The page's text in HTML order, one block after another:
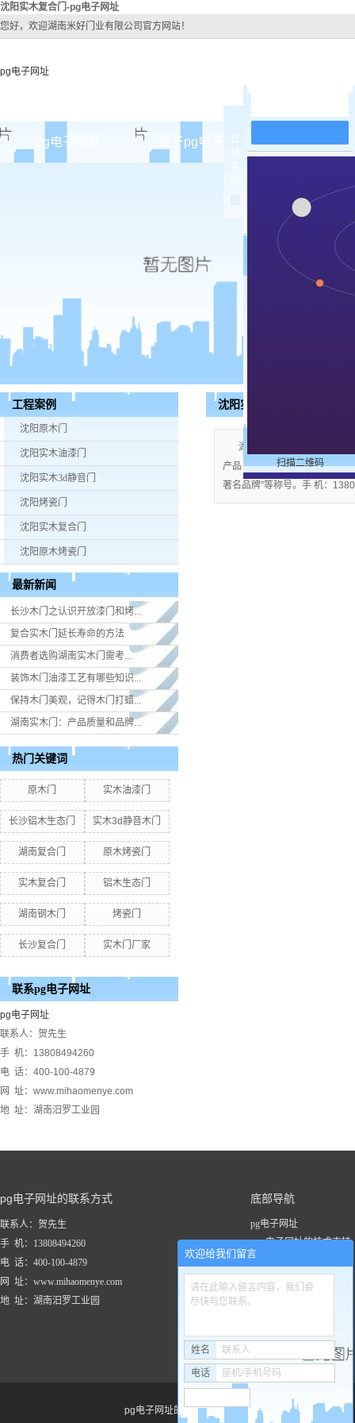
沈阳实木复合门-pg电子网址
您好，欢迎湖南米好门业有限公司官方网站！
pg电子网址
pg电子网址 关于pg电子网址
公司团队
pg电子网址
沈阳实木
沈阳实木
沈阳烤
沈阳实木
工程案例
沈阳原木门
沈阳实木油漆门
沈阳实木3d静音门
沈阳烤瓷门
沈阳实木复合门
沈阳原木烤瓷门
最新新闻
长沙木门之认识开放漆门和烤...
复合实木门延长寿命的方法
消费者选购湖南实木门​需考...
装饰木门油漆工艺有哪些知识...
保持木门美观，记得木门打蜡...
湖南实木门：产品质量和品牌...
热门关键词
原木门 实木油漆门
长沙铝木生态门 实木3d静音木门
湖南复合门 原木烤瓷门
实木复合门 铝木生态门
湖南钢木门 烤瓷门
长沙复合门 实木门厂家
联系pg电子网址
pg电子网址
联系人：贺先生
手 机：13808494260
电 话：400-100-4879
网 址：www.mihaomenye.com
地 址：湖南汨罗工业园
沈阳实木复合门
湖南米好门业有限公司公
产品；企业视产品质量为生命
著名品牌”等称号。手 机：
pg电子网址的联系方式
联系人：贺先生
手 机：13808494260
电 话：400-100-4879
网 址：www.mihaomenye.com
地 址：湖南汨罗工业园
底部导航
pg电子网址
pg电子网址的技术支持
关于pg电子网址
工程案例
pg电子网址的友情链接：
在
扫描二维码
欢迎给我们留言
请在此输入留言内容，我们会
尽快与您联系。
姓名 联系人
电话 座机/手机号码